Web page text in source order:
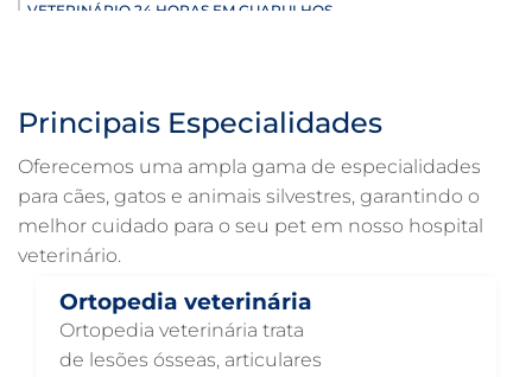
VETERINÁRIO 24 HORAS EM GUARULHOS
ULTRASSONOGRAFIA PARA CACHORRO EM GUARULHOS
ULTRASSOM VETERINÁRIO EM GUARULHOS
TRATAMENTO DE ANIMAIS EM GUARULHOS
RAIO X VETERINÁRIO EM GUARULHOS
PNEUMOLOGIA VETERINÁRIA EM GUARULHOS
OTOSCOPIA VETERINÁRIA EM GUARULHOS
Principais Especialidades
Oferecemos uma ampla gama de especialidades
para cães, gatos e animais silvestres, garantindo o
melhor cuidado para o seu pet em nosso hospital
veterinário.
Ortopedia veterinária
Ortopedia veterinária trata
de lesões ósseas, articulares